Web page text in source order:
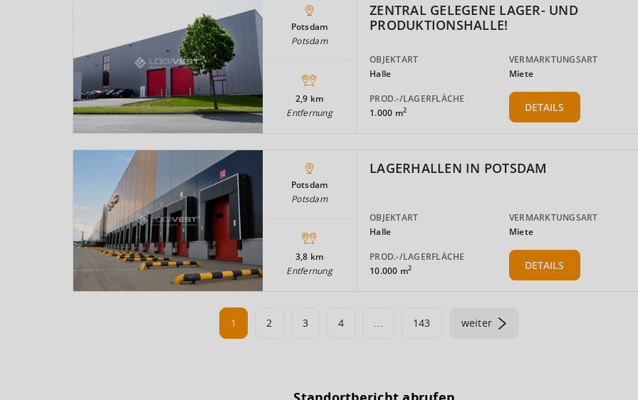
Potsdam
Potsdam
2,9 km
Entfernung
ZENTRAL GELEGENE LAGER- UND
PRODUKTIONSHALLE!
OBJEKTART
Halle
VERMARKTUNGSART
Miete
PROD.-/LAGERFLÄCHE
1.000 m2 DETAILS
Potsdam
Potsdam
3,8 km
Entfernung
LAGERHALLEN IN POTSDAM
OBJEKTART
Halle
VERMARKTUNGSART
Miete
PROD.-/LAGERFLÄCHE
10.000 m2 DETAILS
1 2 3 4 143 weiter